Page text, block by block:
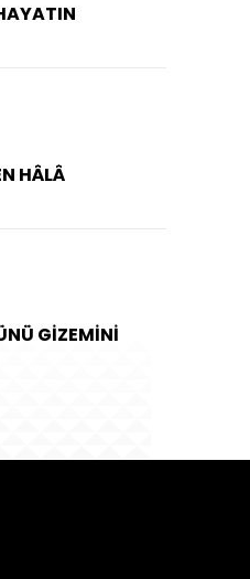
HÂLÂ
GİZEMİNİ